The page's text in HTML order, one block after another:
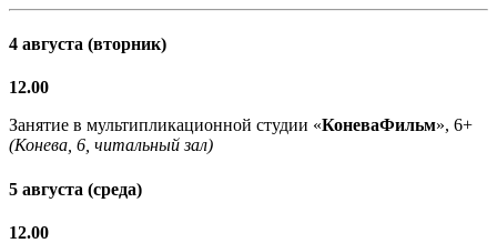
4 августа (вторник)
12.00
Занятие в мультипликационной студии «КоневаФильм», 6+
(Конева, 6, читальный зал)
5 августа (среда)
12.00